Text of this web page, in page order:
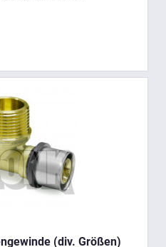
(div. Größen)